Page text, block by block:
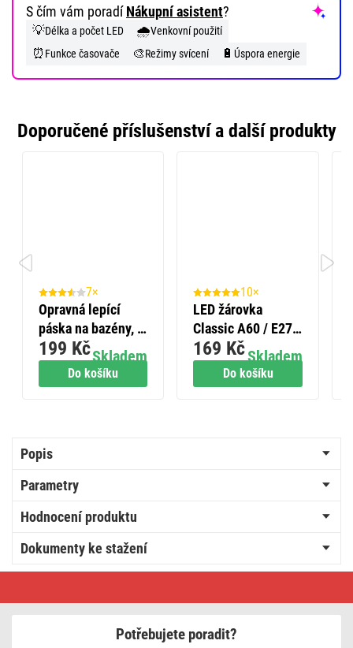
S čím vám poradíNákupní asistent?
💡Délka a počet LED 🌧️Venkovní použití
⏰ Funkce časovače 🎨Režimy svícení 🔋 Úspora energie
Doporučené příslušenství a další produkty
Do košíku
7×
Opravná lepící
páska na bazény, 1
m × 100 mm,
průhledná
Skladem
199 Kč
Do košíku
10×
LED žárovka
Classic A60 / E27 /
9,5 W (75 W) /
1055 lm / teplá
bílá
Skladem
169 Kč
Popis
Parametry
Hodnocení produktu
Dokumenty ke stažení
cherry
Potřebujete poradit?